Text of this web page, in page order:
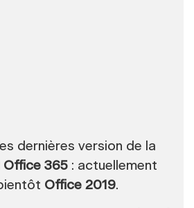
dernières version de la
365 : actuellement
Office 2019.